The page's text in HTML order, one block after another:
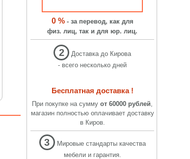
0 %- за перевод, как для
физ. лиц, так и для юр. лиц.
2
Доставка до Кирова
- всего несколько дней
Бесплатная доставка !
При покупке на сумму от 60000 рублей,
магазин полностью оплачивает доставку
в Киров.
3
Мировые стандарты качества
мебели и гарантия.